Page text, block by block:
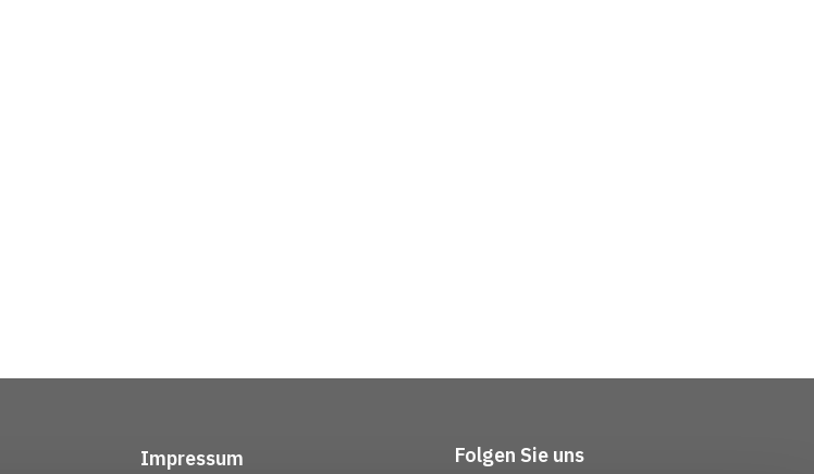
Impressum Folgen Sie uns